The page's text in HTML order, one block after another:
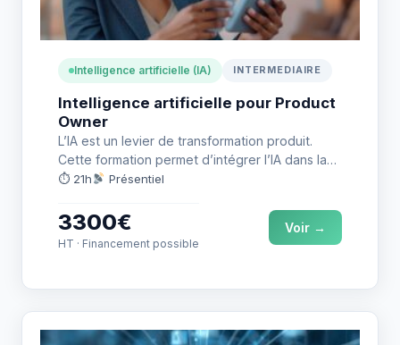
Intelligence artificielle (IA) INTERMEDIAIRE
Intelligence artificielle pour Product
Owner
L’IA est un levier de transformation produit.
Cette formation permet d’intégrer l’IA dans la
stratégie et de piloter…
⏱ 21h Présentiel
3300€
HT · Financement possible
Voir →